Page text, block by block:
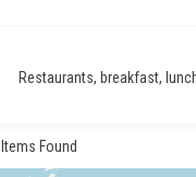
Restaurants, breakfast,
Items Found